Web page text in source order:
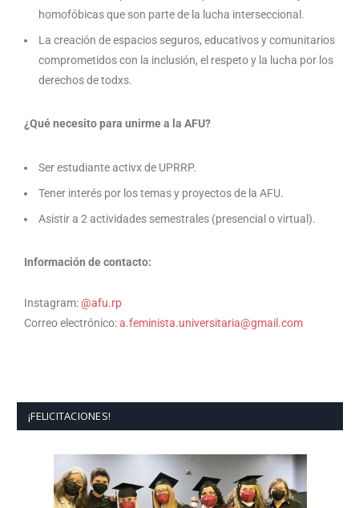
homofóbicas que son parte de la lucha interseccional.
La creación de espacios seguros, educativos y comunitarios
comprometidos con la inclusión, el respeto y la lucha por los
derechos de todxs.
¿Qué necesito para unirme a la AFU?
Ser estudiante activx de UPRRP.
Tener interés por los temas y proyectos de la AFU.
Asistir a 2 actividades semestrales (presencial o virtual).
Información de contacto:
Instagram:@afu.rp
Correo electrónico:a.feminista.universitaria@gmail.com
¡FELICITACIONES!